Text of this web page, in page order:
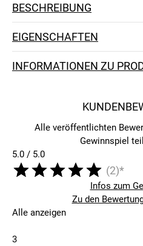
BESCHREIBUNG
EIGENSCHAFTEN
INFORMATIONEN ZU
Alle veröffentlichten
Gewinnspiel
5.0 / 5.0
(2)*
Infos zum
Zu den
Alle anzeigen
3